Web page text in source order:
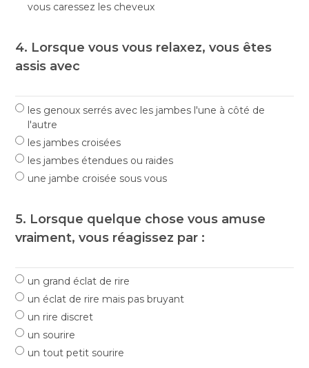
vous caressez les cheveux
4. Lorsque vous vous relaxez, vous êtes
assis avec
les genoux serrés avec les jambes l'une à côté de
l'autre
les jambes croisées
les jambes étendues ou raides
une jambe croisée sous vous
5. Lorsque quelque chose vous amuse
vraiment, vous réagissez par :
un grand éclat de rire
un éclat de rire mais pas bruyant
un rire discret
un sourire
un tout petit sourire